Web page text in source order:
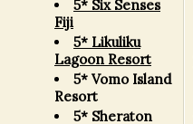
5* Six Senses
Fiji
5* Likuliku
Lagoon Resort
5* Vomo Island
Resort
5* Sheraton